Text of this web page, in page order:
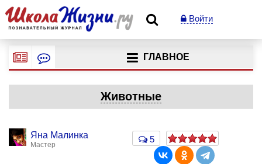
Войти
ГЛАВНОЕ
Животные
Яна Малинка
Мастер
5